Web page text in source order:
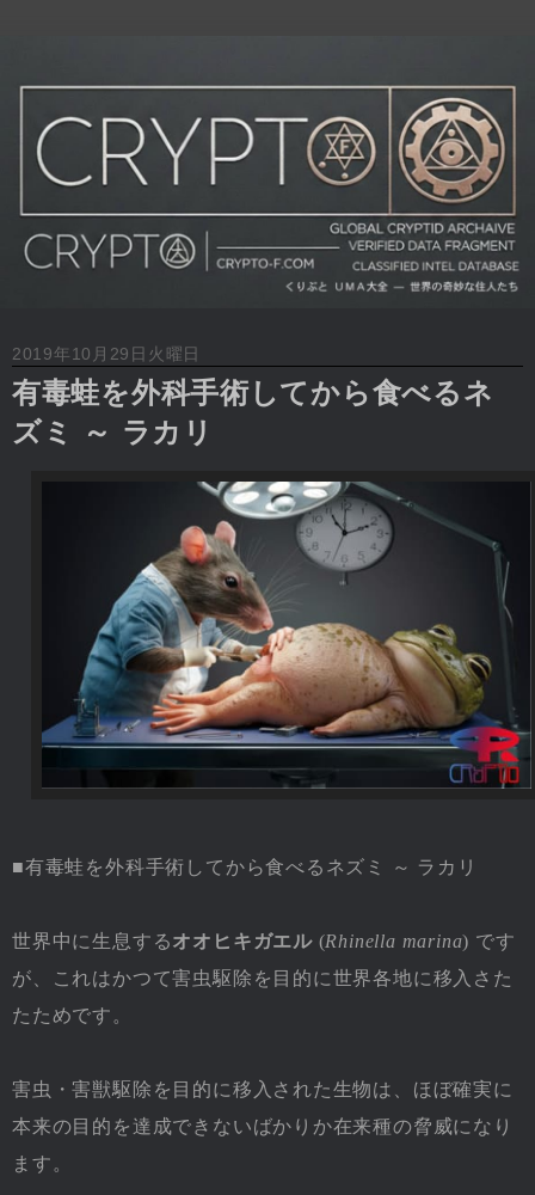
2019年10月29日火曜日
有毒蛙を外科手術してから食べるネ
ズミ ～ ラカリ
■有毒蛙を外科手術してから食べるネズミ ～ ラカリ
世界中に生息するオオヒキガエル(Rhinella marina) です
が、これはかつて害虫駆除を目的に世界各地に移入さた
たためです。
害虫・害獣駆除を目的に移入された生物は、ほぼ確実に
本来の目的を達成できないばかりか在来種の脅威になり
ます。